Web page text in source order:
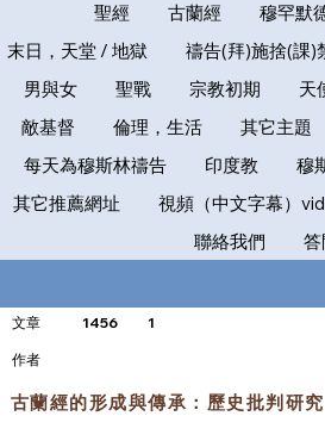
聖經
古蘭經 穆罕默
末日，天堂 / 地獄
禱告(拜)施捨(課)
男與女
聖戰 宗教初期 天
敵基督
倫理，生活 其它主題
每天為穆斯林禱告
印度教
穆
其它推薦網址
視頻（中文字幕）
聯絡我們
答
文章 1456 1
​作者
古蘭經的形成與傳承：歷史批判研究